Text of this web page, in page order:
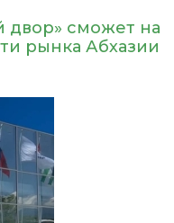
двор» сможет на
рынка Абхазии